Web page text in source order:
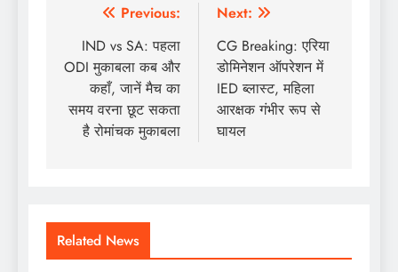
Post
navigation
Previous:
IND vs SA: पहला
ODI मुकाबला कब और
कहाँ, जानें मैच का
समय वरना छूट सकता
है रोमांचक मुकाबला
Next:
CG Breaking: एरिया
डोमिनेशन ऑपरेशन में
IED ब्लास्ट, महिला
आरक्षक गंभीर रूप से
घायल
Related News